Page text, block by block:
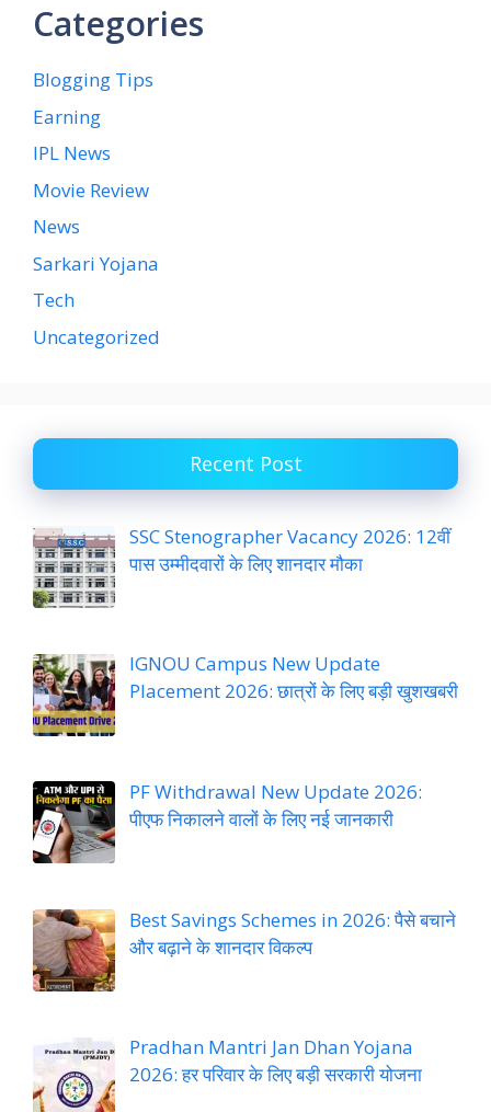
Categories
Blogging Tips
Earning
IPL News
Movie Review
News
Sarkari Yojana
Tech
Uncategorized
Recent Post
SSC Stenographer Vacancy 2026: 12वीं
पास उम्मीदवारों के लिए शानदार मौका
IGNOU Campus New Update
Placement 2026: छात्रों के लिए बड़ी खुशखबरी
PF Withdrawal New Update 2026:
पीएफ निकालने वालों के लिए नई जानकारी
Best Savings Schemes in 2026: पैसे बचाने
और बढ़ाने के शानदार विकल्प
Pradhan Mantri Jan Dhan Yojana
2026: हर परिवार के लिए बड़ी सरकारी योजना